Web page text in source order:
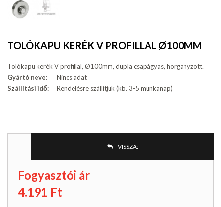
TOLÓKAPU KERÉK V PROFILLAL Ø100MM
Tolókapu kerék V profillal, Ø100mm, dupla csapágyas, horganyzott.
Gyártó neve:
Nincs adat
Szállítási idő:
Rendelésre szállítjuk (kb. 3-5 munkanap)
VISSZA:
Fogyasztói ár
4.191 Ft